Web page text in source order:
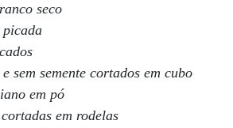
seco
picada
sem semente cortados em cubo
em pó
em rodelas